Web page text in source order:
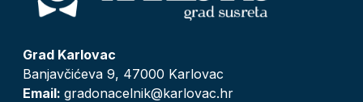
Grad Karlovac
Banjavčićeva 9, 47000 Karlovac
Email: gradonacelnik@karlovac.hr